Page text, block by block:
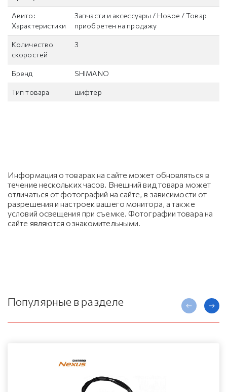
Авито:
Характеристики
Запчасти и аксессуары / Новое / Товар
приобретен на продажу
Количество
скоростей
3
Бренд SHIMANO
Тип товара шифтер
Информация о товарах на сайте может обновляться в
течение нескольких часов. Внешний вид товара может
отличаться от фотографий на сайте, в зависимости от
разрешения и настроек вашего монитора, а также
условий освещения при съемке. Фотографии товара на
сайте являются ознакомительными.
Популярные в разделе